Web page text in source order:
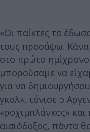
«Οι παίκτες τα
τους προσάψω.
στο πρώτο
μπορούσαμε να
για να
γκολ», τόνισε ο
«ροχιμπλάνκος» και
αισιόδοξος, πάντα